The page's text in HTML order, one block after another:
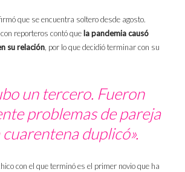
que se encuentra soltero desde agosto.
reporteros contó que la pandemia causó
su relación , por lo que decidió terminar con su
un tercero. Fueron
problemas de pareja
cuarentena duplicó».
con el que terminó es el primer novio que ha